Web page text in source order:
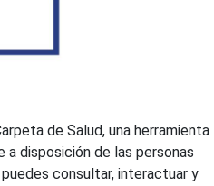
de Salud, una herramienta
a disposición de las personas
consultar, interactuar y